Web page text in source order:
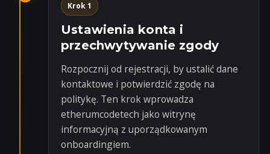
Krok 1
Ustawienia konta i
przechwytywanie zgody
Rozpocznij od rejestracji, by ustalić dane
kontaktowe i potwierdzić zgodę na
politykę. Ten krok wprowadza
etherumcodetech jako witrynę
informacyjną z uporządkowanym
onboardingiem.